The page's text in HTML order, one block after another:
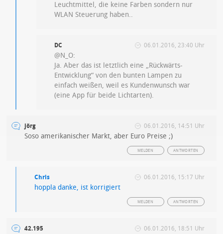
Leuchtmittel, die keine Farben sondern nur
WLAN Steuerung haben..
DC 06.01.2016, 23:40 Uhr
@N_O:
Ja. Aber das ist letztlich eine „Rückwärts-
Entwicklung“ von den bunten Lampen zu
einfach weißen, weil es Kundenwunsch war
(eine App für beide Lichtarten).
jörg 06.01.2016, 14:51 Uhr
Soso amerikanischer Markt, aber Euro Preise ;)
ANTWORTEN
MELDEN
Chris 06.01.2016, 15:17 Uhr
hoppla danke, ist korrigiert
ANTWORTEN
MELDEN
42.195 06.01.2016, 18:51 Uhr